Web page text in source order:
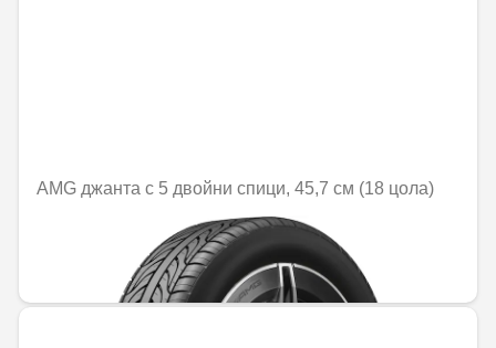
AMG джанта с 5 двойни спици, 45,7 см (18 цола)
Не е налично онлайн
1161,67 € / 2272,03 лв.